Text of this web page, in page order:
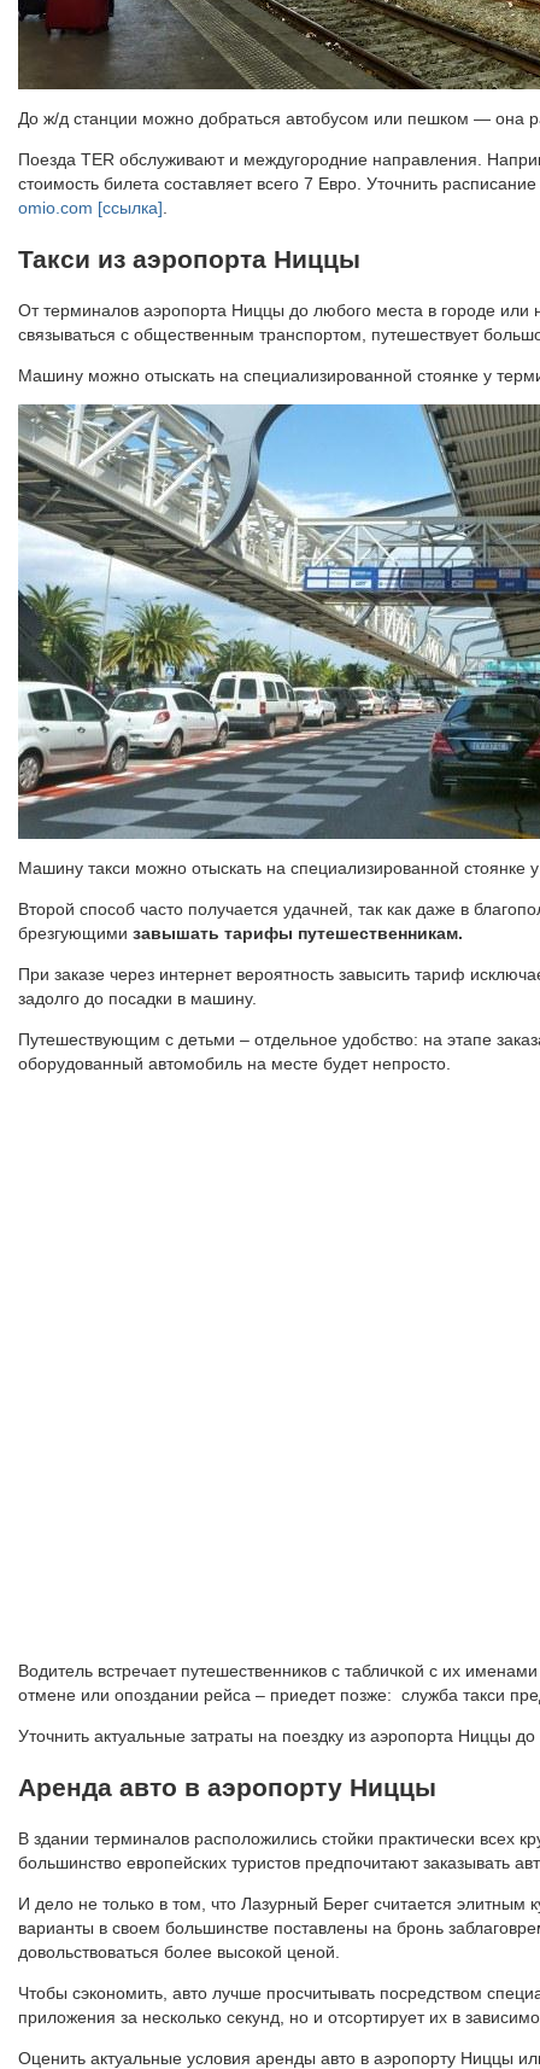
До ж/д станции можно добраться автобусом или пешком — она
Поезда TER обслуживают и междугородние направления.
стоимость билета составляет всего 7 Евро. Уточнить
omio.com [ссылка].
Такси из аэропорта Ниццы
От терминалов аэропорта Ниццы до любого места в городе или
связываться с общественным транспортом, путешествует
Машину можно отыскать на специализированной стоянке у
Машину такси можно отыскать на специализированной стоянке
Второй способ часто получается удачней, так как даже в
брезгующими завышать тарифы путешественникам.
При заказе через интернет вероятность завысить тариф
задолго до посадки в машину.
Путешествующим с детьми – отдельное удобство: на этапе
оборудованный автомобиль на месте будет непросто.
Водитель встречает путешественников с табличкой с их
отмене или опоздании рейса – приедет позже: служба такси
Уточнить актуальные затраты на поездку из аэропорта Ниццы
Аренда авто в аэропорту Ниццы
В здании терминалов расположились стойки практически всех
большинство европейских туристов предпочитают заказывать
И дело не только в том, что Лазурный Берег считается
варианты в своем большинстве поставлены на бронь
довольствоваться более высокой ценой.
Чтобы сэкономить, авто лучше просчитывать посредством
приложения за несколько секунд, но и отсортирует их в
Оценить актуальные условия аренды авто в аэропорту Ниццы